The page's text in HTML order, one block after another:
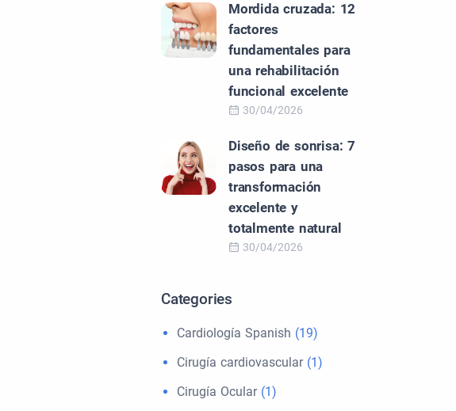
Mordida cruzada: 12
factores
fundamentales para
una rehabilitación
funcional excelente
30/04/2026
Diseño de sonrisa: 7
pasos para una
transformación
excelente y
totalmente natural
30/04/2026
Categories
Cardiología Spanish (19)
Cirugía cardiovascular(1)
Cirugía Ocular(1)